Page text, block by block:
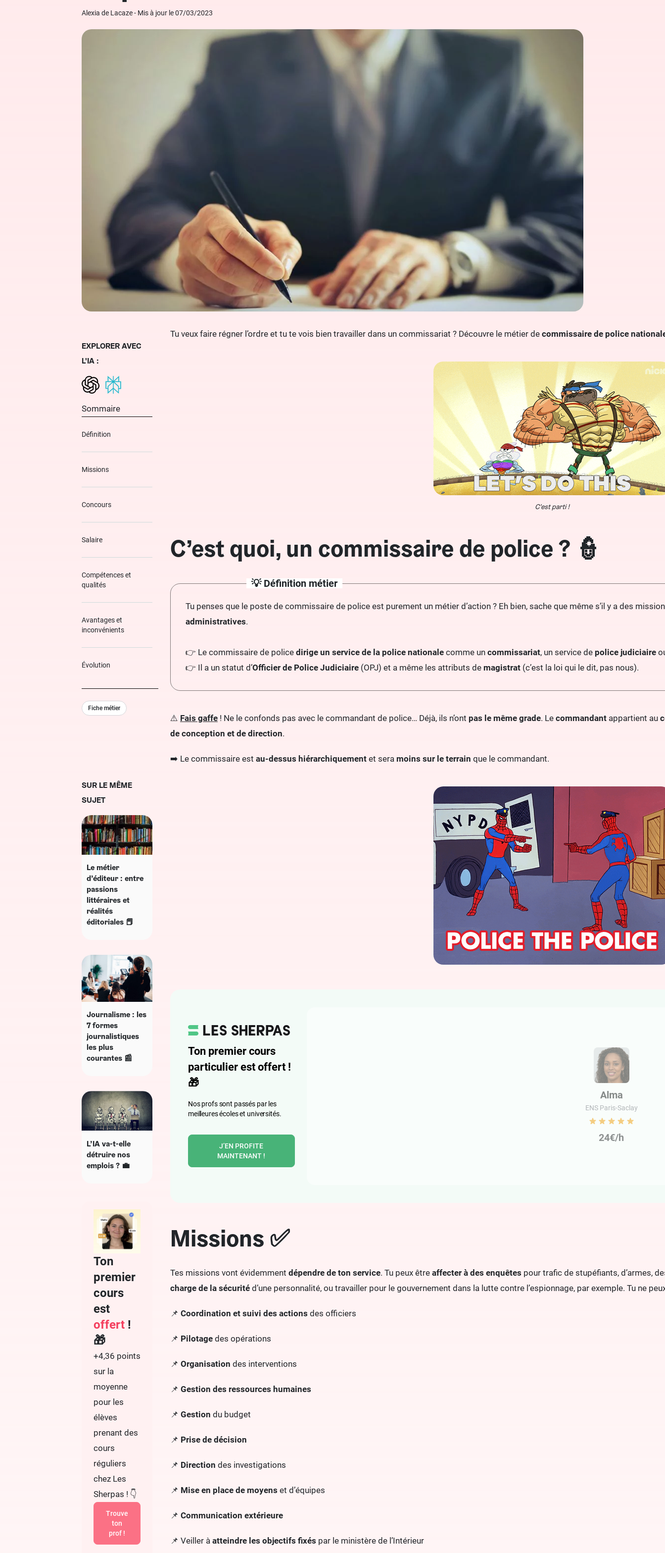
Études à l'étranger
Financement des études
Modèles de lettres de motivation
Nos ebooks étudiants
Alexia de Lacaze - Mis à jour le 07/03/2023
Tu veux faire régner l’ordre et tu te vois bien travailler dans un commissariat ? Découvre le métier de commissaire de police
C’est parti !
C’est quoi, un commissaire de police ? 👮
💡 Définition métier
Tu penses que le poste de commissaire de police est purement un métier d’action ? Eh bien, sache que même s’il y a des
administratives.
👉 Le commissaire de police dirige un service de la police nationale comme un commissariat, un service de police judiciaire
👉 Il a un statut d’Officier de Police Judiciaire (OPJ) et a même les attributs de magistrat (c’est la loi qui le dit, pas nous).
⚠️ Fais gaffe ! Ne le confonds pas avec le commandant de police… Déjà, ils n’ont pas le même grade. Le commandant appartient au
de conception et de direction.
➡️ Le commissaire est au-dessus hiérarchiquement et sera moins sur le terrain que le commandant.
Alma
ENS Paris-Saclay
24€/h
Ton premier cours
particulier est offert !
🎁
Nos profs sont passés par les
meilleures écoles et universités.
J’EN PROFITE
MAINTENANT !
Missions ✅
Tes missions vont évidemment dépendre de ton service. Tu peux être affecter à des enquêtes pour trafic de stupéfiants, d’armes,
charge de la sécurité d’une personnalité, ou travailler pour le gouvernement dans la lutte contre l’espionnage, par exemple. Tu ne
📌 Coordination et suivi des actions des officiers
📌 Pilotage des opérations
📌 Organisation des interventions
📌 Gestion des ressources humaines
📌 Gestion du budget
📌 Prise de décision
📌 Direction des investigations
📌 Mise en place de moyens et d’équipes
📌 Communication extérieure
📌 Veiller à atteindre les objectifs fixés par le ministère de l’Intérieur
EXPLORER AVEC
L'IA :
Sommaire
Définition
Missions
Concours
Salaire
Compétences et
qualités
Avantages et
inconvénients
Évolution
Fiche métier
SUR LE MÊME
SUJET
Le métier
d’éditeur : entre
passions
littéraires et
réalités
éditoriales 📕
Journalisme : les
7 formes
journalistiques
les plus
courantes 📰
L’IA va-t-elle
détruire nos
emplois ? 💼
Ton
premier
cours
est
offert !
🎁
+4,36 points
sur la
moyenne
pour les
élèves
prenant des
cours
réguliers
chez Les
Sherpas ! 👇
Trouve
ton
prof !